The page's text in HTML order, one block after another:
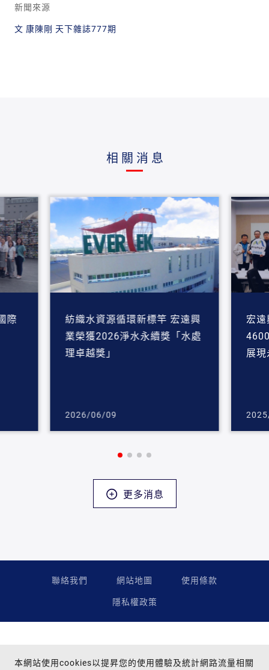
新聞來源
文 康陳剛 天下雜誌777期
相關消息
際
紡織水資源循環新標竿 宏遠興
業榮獲2026淨水永續獎「水處
理卓越獎」
2026/06/09
宏
展
更多消息
聯絡我們 網站地圖
使用條款
隱私權政策
本網站使用cookies以提昇您的使用體驗及統計網路流量相關